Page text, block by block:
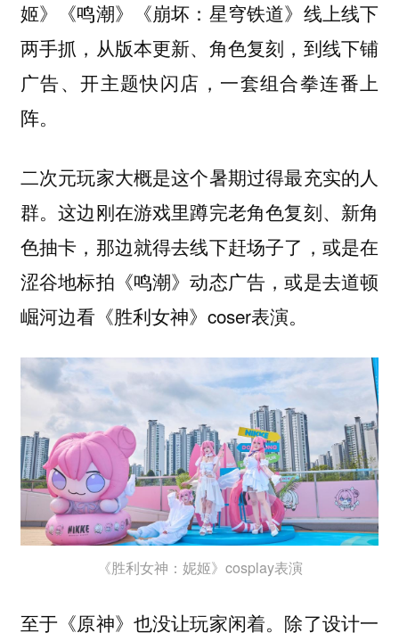
姬》《鸣潮》《崩坏：星穹铁道》线上线下
两手抓，从版本更新、角色复刻，到线下铺
广告、开主题快闪店，一套组合拳连番上
阵。
二次元玩家大概是这个暑期过得最充实的人
群。这边刚在游戏里蹲完老角色复刻、新角
色抽卡，那边就得去线下赶场子了，或是在
涩谷地标拍《鸣潮》动态广告，或是去道顿
崛河边看《胜利女神》coser表演。
《胜利女神：妮姬》cosplay表演
至于《原神》也没让玩家闲着。除了设计一